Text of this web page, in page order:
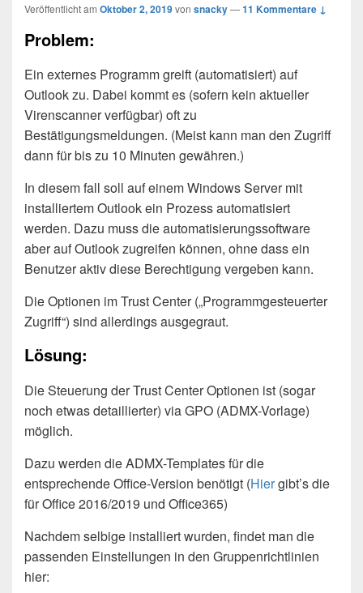
Veröffentlicht am Oktober 2, 2019von snacky—11 Kommentare ↓
Problem:
Ein externes Programm greift (automatisiert) auf
Outlook zu. Dabei kommt es (sofern kein aktueller
Virenscanner verfügbar) oft zu
Bestätigungsmeldungen. (Meist kann man den Zugriff
dann für bis zu 10 Minuten gewähren.)
In diesem fall soll auf einem Windows Server mit
installiertem Outlook ein Prozess automatisiert
werden. Dazu muss die automatisierungssoftware
aber auf Outlook zugreifen können, ohne dass ein
Benutzer aktiv diese Berechtigung vergeben kann.
Die Optionen im Trust Center („Programmgesteuerter
Zugriff“) sind allerdings ausgegraut.
Lösung:
Die Steuerung der Trust Center Optionen ist (sogar
noch etwas detaillierter) via GPO (ADMX-Vorlage)
möglich.
Dazu werden die ADMX-Templates für die
entsprechende Office-Version benötigt (Hiergibt’s die
für Office 2016/2019 und Office365)
Nachdem selbige installiert wurden, findet man die
passenden Einstellungen in den Gruppenrichtlinien
hier: